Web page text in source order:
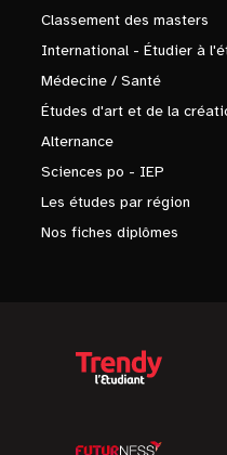
Classement des masters
International - Étudier à
Médecine / Santé
Études d'art et de la
Alternance
Sciences po - IEP
Les études par région
Nos fiches diplômes